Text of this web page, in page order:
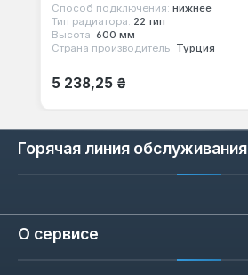
Способ подключения: нижнее
Тип радиатора: 22 тип
Высота: 600 мм
Страна производитель: Турция
Обычная цена:
5 238,25 ₴
Горячая линия обслуживания
О сервисе